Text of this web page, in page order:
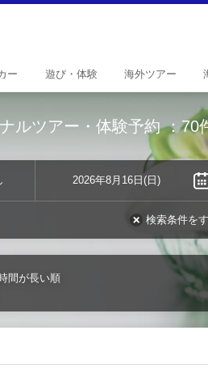
ー 遊び・ 体験 海外ツアー
ルツアー・体験予約：70
2026年8月16日(日)
検索条件を
間が長い順